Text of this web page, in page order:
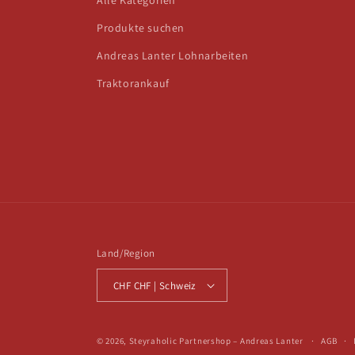
Produkte suchen
Andreas Lanter Lohnarbeiten
Traktorankauf
Land/Region
CHF CHF | Schweiz
© 2026, Steyraholic Partnershop – Andreas Lanter AGB